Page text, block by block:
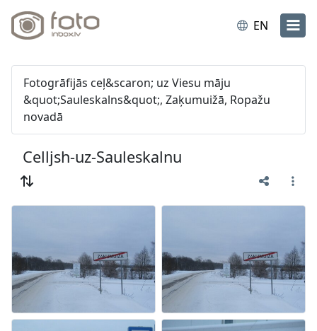
EN
Fotogrāfijās ceļ&scaron; uz Viesu māju
&quot;Sauleskalns&quot;, Zaķumuižā, Ropažu
novadā
Celljsh-uz-Sauleskalnu